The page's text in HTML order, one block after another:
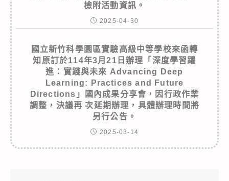
檢附活動資訊。
2025-04-30
國立新竹科學園區實驗高級中等學校來函轉
知原訂於114年3月21日辦理「深度學習躍
進：實踐與未來 Advancing Deep
Learning: Practices and Future
Directions」國內成果分享會，因行政作業
調整，決議再 次延期辦理，具體辦理時間將
另行公告。
2025-03-14